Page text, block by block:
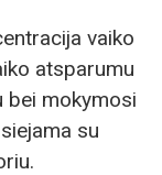
vaiko
atsparumu
bei mokymosi
su